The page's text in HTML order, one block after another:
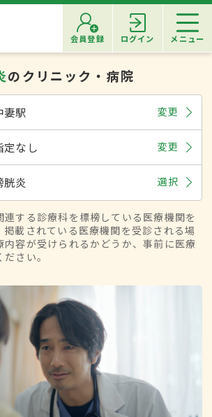
会員登録 ログイン メニュー
のクリニック・病院
妻駅 変更
定なし 変更
胱炎 選択
する診療科を標榜している医療機関を
掲載されている医療機関を受診される場
内容が受けられるかどうか、事前に医療
さい。